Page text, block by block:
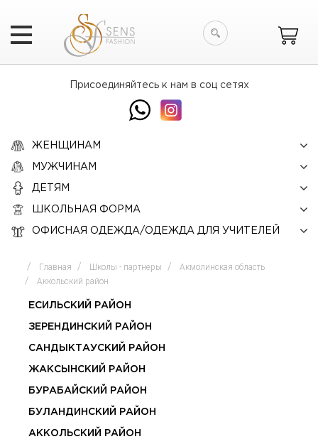
Искать
Присоединяйтесь к нам в соц сетях
ЖЕНЩИНАМ
МУЖЧИНАМ
ДЕТЯМ
ШКОЛЬНАЯ ФОРМА
ОФИСНАЯ ОДЕЖДА/ОДЕЖДА ДЛЯ УЧИТЕЛЕЙ
Главная Школы - партнеры
Акмолинская область
Аккольский район
ЕСИЛЬСКИЙ РАЙОН
ЗЕРЕНДИНСКИЙ РАЙОН
САНДЫКТАУСКИЙ РАЙОН
ЖАКСЫНСКИЙ РАЙОН
БУРАБАЙСКИЙ РАЙОН
БУЛАНДИНСКИЙ РАЙОН
АККОЛЬСКИЙ РАЙОН